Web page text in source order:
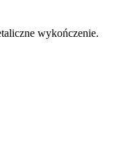
wykończenie.